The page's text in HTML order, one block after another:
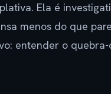
Ela é
menos do que
entender o